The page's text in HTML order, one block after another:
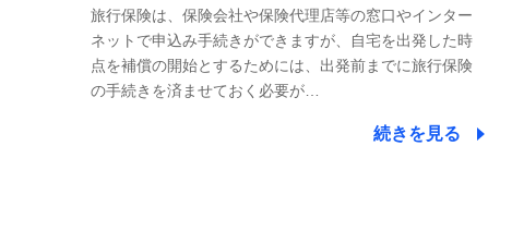
旅行保険は、保険会社や保険代理店等の窓口やインター
ネットで申込み手続きができますが、自宅を出発した時
点を補償の開始とするためには、出発前までに旅行保険
の手続きを済ませておく必要が…
続きを見る